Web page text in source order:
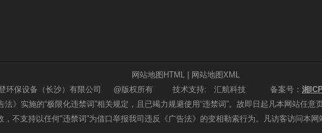
网站地图HTML|
网站地图XML
环保设备（长沙）有限公司 @版权所有 技术支持: 汇航科技 备案号： 湘
》实施的“极限化违禁词”相关规定，且已竭力规避使用“违禁词”。故即日起凡本网站任
，不支持以任何"违禁词”为借口举报我司违反《广告法》的变相勒索行为。凡访客访问本